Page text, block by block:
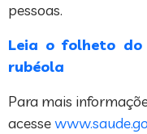
pessoas.
Leia o folheto do
rubéola
Para mais
acesse